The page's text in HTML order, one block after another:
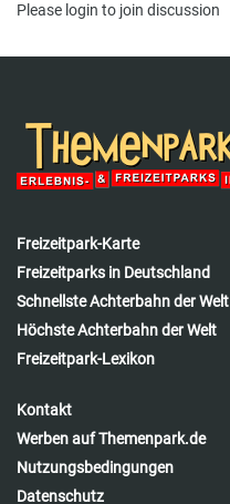
Please login to join discussion
Freizeitpark-Karte
Freizeitparks in Deutschland
Schnellste Achterbahn der Welt
Höchste Achterbahn der Welt
Freizeitpark-Lexikon
Kontakt
Werben auf Themenpark.de
Nutzungsbedingungen
Datenschutz